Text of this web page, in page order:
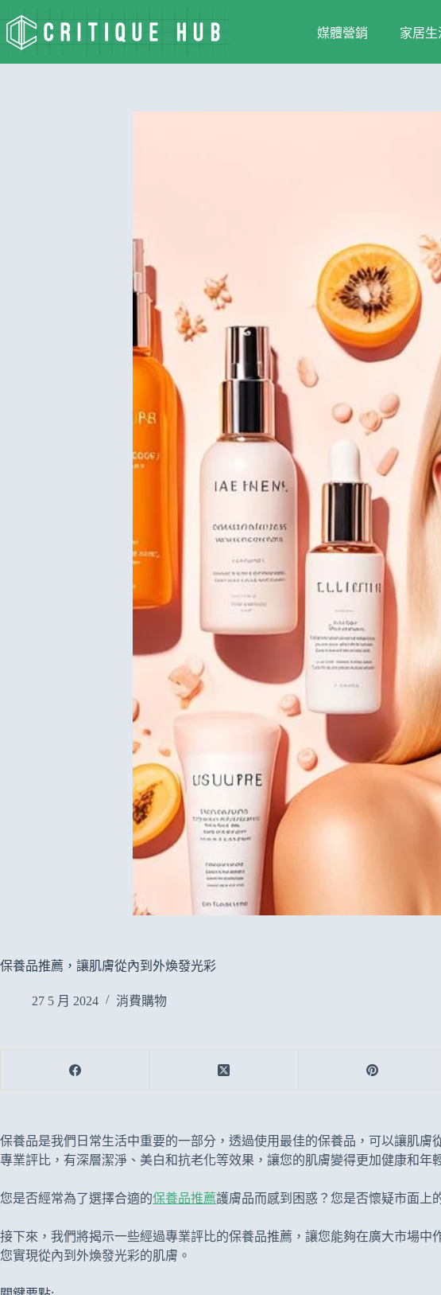
至
主
要
媒體營銷 家居生
保養品推薦，讓肌膚從內到外煥發光彩
27 5 月 2024 消費購物
保養品是我們日常生活中重要的一部分，透過使用最佳的保養品，可以讓肌膚
專業評比，有深層潔淨、美白和抗老化等效果，讓您的肌膚變得更加健康和年
您是否經常為了選擇合適的保養品推薦護膚品而感到困惑？您是否懷疑市面上
接下來，我們將揭示一些經過專業評比的保養品推薦，讓您能夠在廣大市場
您實現從內到外煥發光彩的肌膚。